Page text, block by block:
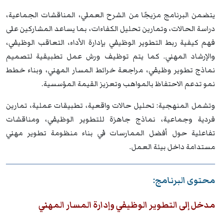
يتضمن البرنامج مزيجًا من الشرح العملي، المناقشات الجماعية،
دراسة الحالات، وتمارين تحليل الكفاءات، بما يساعد المشاركين على
فهم كيفية ربط التطوير الوظيفي بإدارة الأداء، التعاقب الوظيفي،
والإرشاد المهني. كما يتم توظيف ورش عمل تطبيقية لتصميم
نماذج تطوير وظيفي، مراجعة خرائط المسار المهني، وبناء خطط
نمو تدعم الاحتفاظ بالمواهب وتعزيز القيمة المؤسسية.
وتشمل المنهجية: تحليل حالات واقعية، تطبيقات عملية، تمارين
فردية وجماعية، نماذج جاهزة للتطوير الوظيفي، ومناقشات
تفاعلية حول أفضل الممارسات في بناء منظومة تطوير مهني
مستدامة داخل بيئة العمل.
محتوى البرنامج:
مدخل إلى التطوير الوظيفي وإدارة المسار المهني